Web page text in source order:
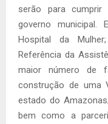
serão para
governo
Hospital da
Referência da
maior número de
construção de uma
estado do
bem como a